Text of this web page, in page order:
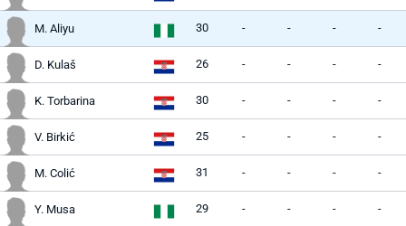
M. Aliyu 30 - - - -
D. Kulaš 26 - - - -
K. Torbarina 30 - - - -
V. Birkić 25 - - - -
M. Colić 31 - - - -
Y. Musa 29 - - - -